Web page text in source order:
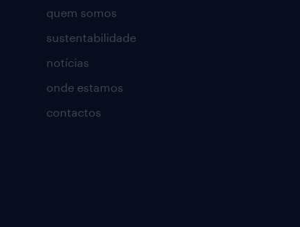
quem somos
sustentabilidade
notícias
onde estamos
contactos